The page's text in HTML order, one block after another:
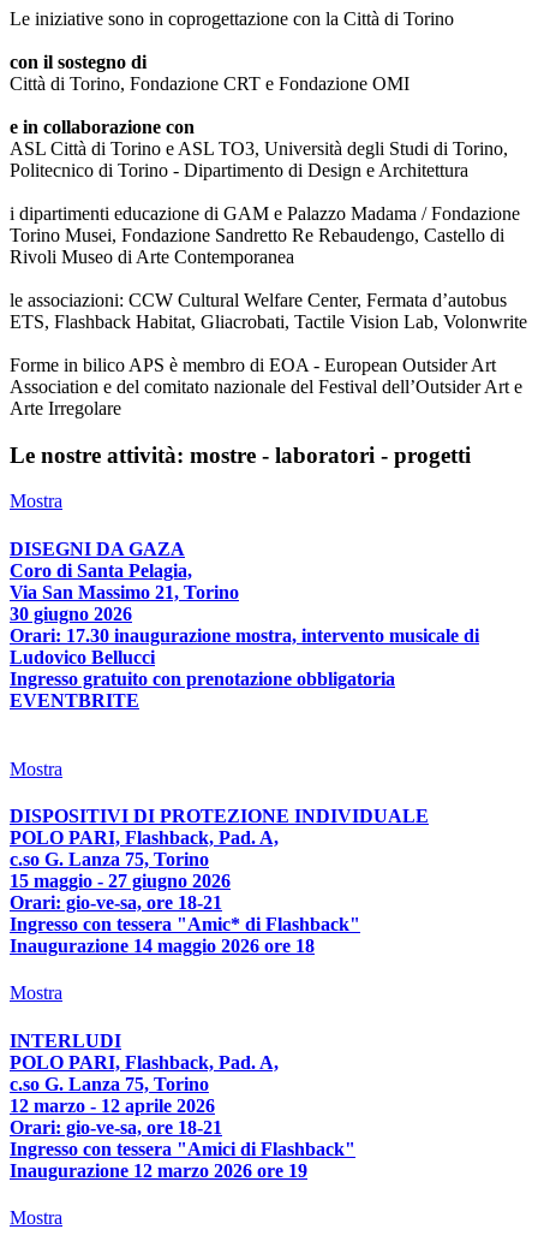
Le iniziative sono in coprogettazione con la Città di Torino
con il sostegno di
Città di Torino, Fondazione CRT e Fondazione OMI
e in collaborazione con
ASL Città di Torino e ASL TO3, Università degli Studi di Torino,
Politecnico di Torino - Dipartimento di Design e Architettura
i dipartimenti educazione di GAM e Palazzo Madama / Fondazione
Torino Musei, Fondazione Sandretto Re Rebaudengo, Castello di
Rivoli Museo di Arte Contemporanea
le associazioni: CCW Cultural Welfare Center, Fermata d’autobus
ETS, Flashback Habitat, Gliacrobati, Tactile Vision Lab, Volonwrite
Forme in bilico APS è membro di EOA - European Outsider Art
Association e del comitato nazionale del Festival dell’Outsider Art e
Arte Irregolare
Le nostre attività: mostre - laboratori - progetti
Mostra
DISEGNI DA GAZA
Coro di Santa Pelagia,
Via San Massimo 21, Torino
30 giugno 2026
Orari: 17.30 inaugurazione mostra, intervento musicale di
Ludovico Bellucci
Ingresso gratuito con prenotazione obbligatoria
EVENTBRITE
Mostra
DISPOSITIVI DI PROTEZIONE INDIVIDUALE
POLO PARI, Flashback, Pad. A,
c.so G. Lanza 75, Torino
15 maggio - 27 giugno 2026
Orari: gio-ve-sa, ore 18-21
Ingresso con tessera "Amic* di Flashback"
Inaugurazione 14 maggio 2026 ore 18
Mostra
INTERLUDI
POLO PARI, Flashback, Pad. A,
c.so G. Lanza 75, Torino
12 marzo - 12 aprile 2026
Orari: gio-ve-sa, ore 18-21
Ingresso con tessera "Amici di Flashback"
Inaugurazione 12 marzo 2026 ore 19
Mostra